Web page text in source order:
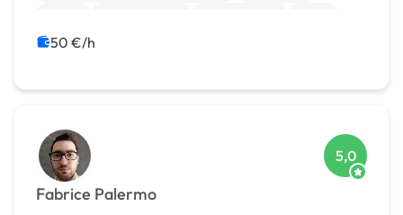
Dessin industriel
50 €/h
Fabrice Palermo
5,0